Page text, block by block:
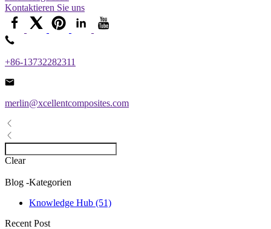
Kontaktieren Sie uns
+86-13732282311
merlin@xcellentcomposites.com
Clear
Blog -Kategorien
Knowledge Hub (51)
Recent Post